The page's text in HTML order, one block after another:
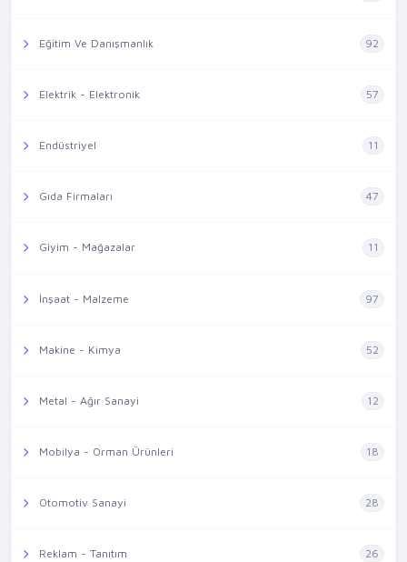
Eğitim Ve Danışmanlık 92
Elektrik - Elektronik 57
Endüstriyel 11
Gıda Firmaları 47
Giyim - Mağazalar 11
İnşaat - Malzeme 97
Makine - Kimya 52
Metal - Ağır Sanayi 12
Mobilya - Orman Ürünleri 18
Otomotiv Sanayi 28
Reklam - Tanıtım 26